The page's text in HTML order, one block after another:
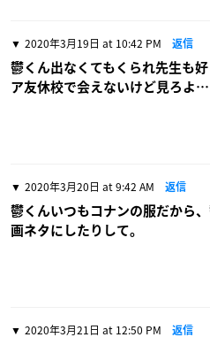
2020年3月19日 at 10:42 PM 返信
鬱くん出なくてもくられ先生も
ア友休校で会えないけど見ろよ…
2020年3月20日 at 9:42 AM 返信
鬱くんいつもコナンの服だから
画ネタにしたりして。
2020年3月21日 at 12:50 PM 返信